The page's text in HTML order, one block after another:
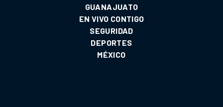
GUANAJUATO
EN VIVO CONTIGO
SEGURIDAD
DEPORTES
MÉXICO